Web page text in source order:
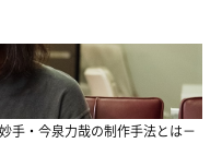
手・今泉力哉の制作手法とは－